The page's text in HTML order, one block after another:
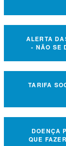
ALERTA
- NÃO SE
TARIFA
DOENÇA
QUE